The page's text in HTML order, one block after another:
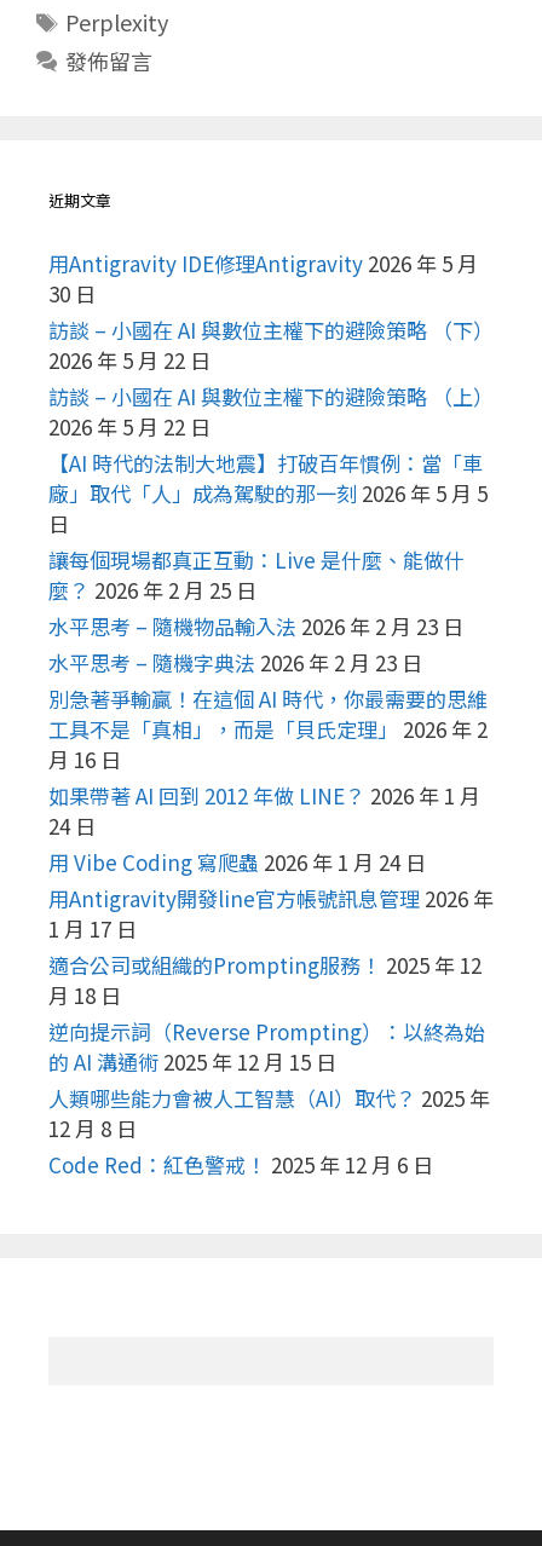
標
籤
Perplexity
發佈留言
近期文章
用Antigravity IDE修理Antigravity 2026 年 5 月
30 日
訪談 – 小國在 AI 與數位主權下的避險策略 （下）
2026 年 5 月 22 日
訪談 – 小國在 AI 與數位主權下的避險策略 （上）
2026 年 5 月 22 日
【AI 時代的法制大地震】打破百年慣例：當「車
廠」取代「人」成為駕駛的那一刻 2026 年 5 月 5
日
讓每個現場都真正互動：Live 是什麼、能做什
麼？ 2026 年 2 月 25 日
水平思考 – 隨機物品輸入法 2026 年 2 月 23 日
水平思考 – 隨機字典法 2026 年 2 月 23 日
別急著爭輸贏！在這個 AI 時代，你最需要的思維
工具不是「真相」，而是「貝氏定理」
2026 年 2
月 16 日
如果帶著 AI 回到 2012 年做 LINE？ 2026 年 1 月
24 日
用 Vibe Coding 寫爬蟲 2026 年 1 月 24 日
用Antigravity開發line官方帳號訊息管理 2026 年
1 月 17 日
適合公司或組織的Prompting服務！ 2025 年 12
月 18 日
逆向提示詞（Reverse Prompting）：以終為始
的 AI 溝通術 2025 年 12 月 15 日
人類哪些能力會被人工智慧（AI）取代？ 2025 年
12 月 8 日
Code Red：紅色警戒！ 2025 年 12 月 6 日